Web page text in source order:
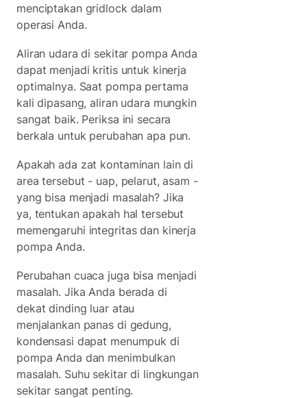
menciptakan gridlock dalam
operasi Anda.
Aliran udara di sekitar pompa Anda
dapat menjadi kritis untuk kinerja
optimalnya. Saat pompa pertama
kali dipasang, aliran udara mungkin
sangat baik. Periksa ini secara
berkala untuk perubahan apa pun.
Apakah ada zat kontaminan lain di
area tersebut - uap, pelarut, asam -
yang bisa menjadi masalah? Jika
ya, tentukan apakah hal tersebut
memengaruhi integritas dan kinerja
pompa Anda.
Perubahan cuaca juga bisa menjadi
masalah. Jika Anda berada di
dekat dinding luar atau
menjalankan panas di gedung,
kondensasi dapat menumpuk di
pompa Anda dan menimbulkan
masalah. Suhu sekitar di lingkungan
sekitar sangat penting.